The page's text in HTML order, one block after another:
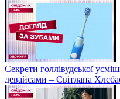
Секрети голлівудської
девайсами – Світлана